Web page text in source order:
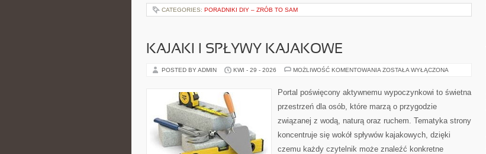
CATEGORIES: PORADNIKI DIY – ZRÓB TO SAM
KAJAKI I SPŁYWY KAJAKOWE
POSTED BY ADMIN KWI - 29 - 2026 MOŻLIWOŚĆ KOMENTOWANIA KAJAKI
ZOSTAŁA WYŁĄCZONA
Portal poświęcony aktywnemu wypoczynkowi to świetna
przestrzeń dla osób, które marzą o przygodzie
związanej z wodą, naturą oraz ruchem. Tematyka strony
koncentruje się wokół spływów kajakowych, dzięki
czemu każdy czytelnik może znaleźć konkretne